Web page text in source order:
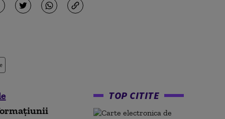
TOP CITITE